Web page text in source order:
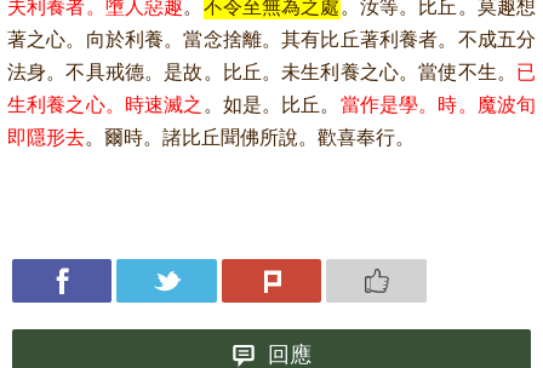
夫利養者。墮人惡趣。 不令至無為之處。汝等。比丘。莫趣想
著之心。向於利養。當念捨離。其有比丘著利養者。不成五分
法身。不具戒德。是故。比丘。未生利養之心。當使不生。 已
生利養之心。時速滅之。如是。比丘。 當作是學。時。魔波旬
即隱形去。爾時。諸比丘聞佛所說。歡喜奉行。
回應